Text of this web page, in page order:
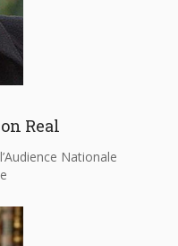
Real
Nationale